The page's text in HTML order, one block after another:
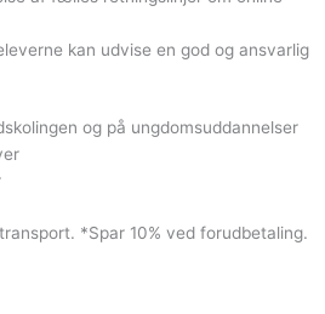
kan udvise en god og ansvarlig
og på ungdomsuddannelser
*Spar 10% ved forudbetaling.